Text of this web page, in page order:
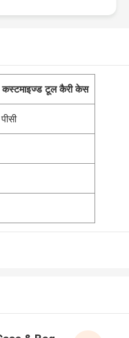
कस्टमाइज्ड टूल कैरी केस